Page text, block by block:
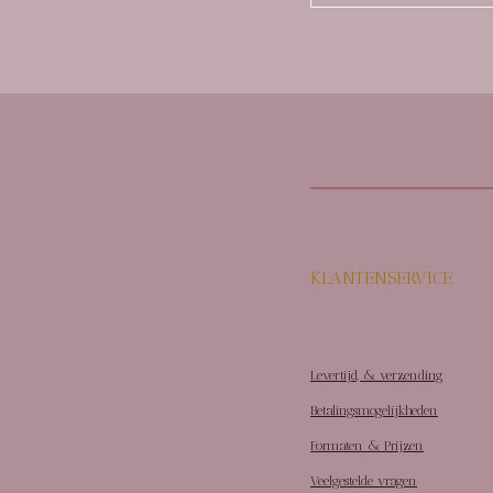
KLANTENSERVICE
Levertijd, & verzending
Betalingsmogelijkheden
Formaten & Prijzen
Veelgestelde vragen